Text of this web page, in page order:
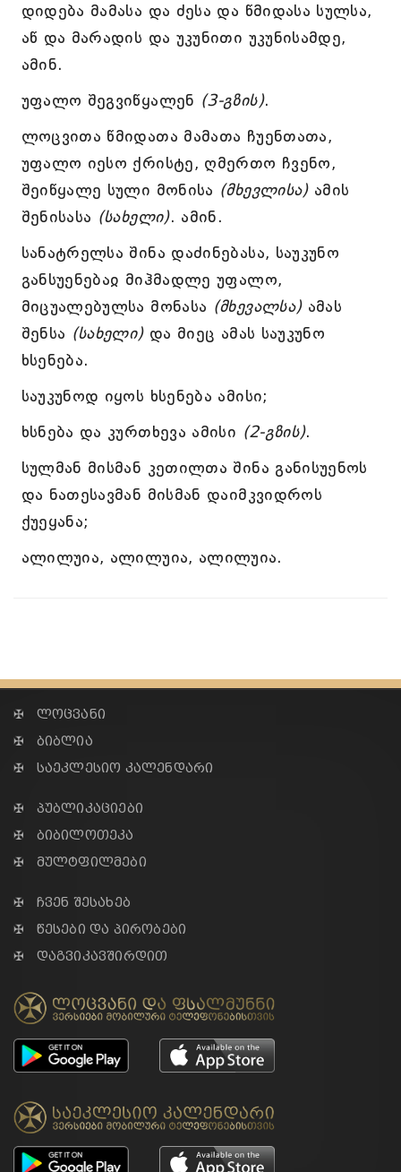
დიდება მამასა და ძესა და წმიდასა სულსა,
აწ და მარადის და უკუნითი უკუნისამდე,
ამინ.
უფალო შეგვიწყალენ (3-გზის).
ლოცვითა წმიდათა მამათა ჩუენთათა,
უფალო იესო ქრისტე, ღმერთო ჩვენო,
შეიწყალე სული მონისა (მხევლისა)ამის
შენისასა (სახელი). ამინ.
სანატრელსა შინა დაძინებასა, საუკუნო
განსუენებაჲ მიჰმადლე უფალო,
მიცუალებულსა მონასა (მხევალსა)ამას
შენსა (სახელი)და მიეც ამას საუკუნო
ხსენება.
საუკუნოდ იყოს ხსენება ამისი;
ხსნება და კურთხევა ამისი (2-გზის).
სულმან მისმან კეთილთა შინა განისუენოს
და ნათესავმან მისმან დაიმკვიდროს
ქუეყანა;
ალილუია, ალილუია, ალილუია.
✠ ლოცვანი
✠ ბიბლია
✠ საეკლესიო კალენდარი
✠ პუბლიკაციები
✠ ბიბილოთეკა
✠ მულტფილმები
✠ ჩვენ შესახებ
✠ წესები და პირობები
✠ დაგვიკავშირდით